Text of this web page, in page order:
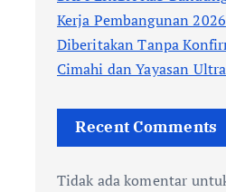
Kerja Pembangunan 2026
Diberitakan Tanpa
Cimahi dan Yayasan
Recent Comments
Tidak ada komentar